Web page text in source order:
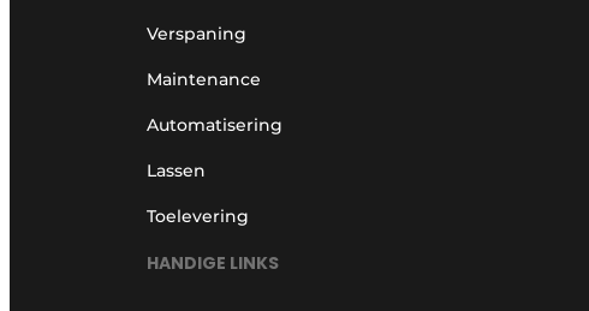
Verspaning
Maintenance
Automatisering
Lassen
Toelevering
HANDIGE LINKS